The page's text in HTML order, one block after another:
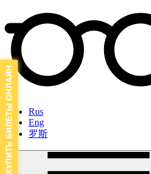
Rus
Eng
罗斯